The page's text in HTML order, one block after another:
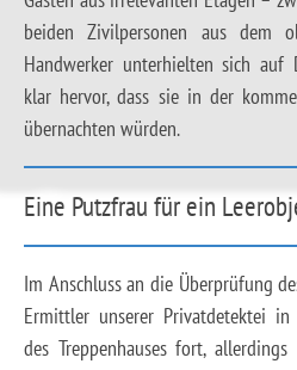
beiden Zivilpersonen aus dem
Handwerker unterhielten sich
klar hervor, dass sie in der
übernachten würden.
Eine Putzfrau für ein
Im Anschluss an die Überprüfung
Ermittler unserer Privatdetektei
des Treppenhauses fort,